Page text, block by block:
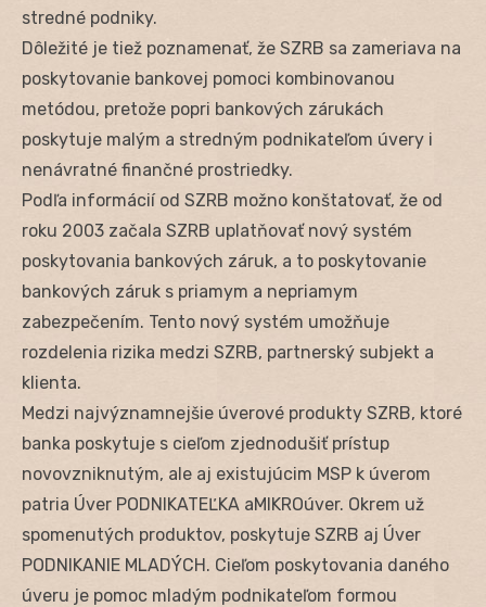
stredné podniky.
Dôležité je tiež poznamenať, že SZRB sa zameriava na
poskytovanie bankovej pomoci kombinovanou
metódou, pretože popri bankových zárukách
poskytuje malým a stredným podnikateľom úvery i
nenávratné finančné prostriedky.
Podľa informácií od SZRB možno konštatovať, že od
roku 2003 začala SZRB uplatňovať nový systém
poskytovania bankových záruk, a to poskytovanie
bankových záruk s priamym a nepriamym
zabezpečením. Tento nový systém umožňuje
rozdelenia rizika medzi SZRB, partnerský subjekt a
klienta.
Medzi najvýznamnejšie úverové produkty SZRB, ktoré
banka poskytuje s cieľom zjednodušiť prístup
novovzniknutým, ale aj existujúcim MSP k úverom
patria Úver PODNIKATEĽKA aMIKROúver. Okrem už
spomenutých produktov, poskytuje SZRB aj Úver
PODNIKANIE MLADÝCH. Cieľom poskytovania daného
úveru je pomoc mladým podnikateľom formou